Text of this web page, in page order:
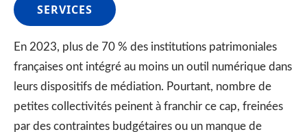
SERVICES
En 2023, plus de 70 % des institutions patrimoniales
françaises ont intégré au moins un outil numérique dans
leurs dispositifs de médiation. Pourtant, nombre de
petites collectivités peinent à franchir ce cap, freinées
par des contraintes budgétaires ou un manque de